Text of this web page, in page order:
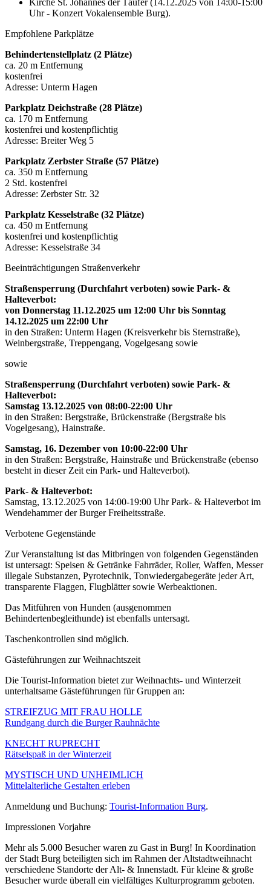
Kirche St. Johannes der Täufer (14.12.2025 von 14:00-15:00
Uhr - Konzert Vokalensemble Burg).
Empfohlene Parkplätze
Behindertenstellplatz (2 Plätze)
ca. 20 m Entfernung
kostenfrei
Adresse: Unterm Hagen
Parkplatz Deichstraße (28 Plätze)
ca. 170 m Entfernung
kostenfrei und kostenpflichtig
Adresse: Breiter Weg 5
Parkplatz Zerbster Straße (57 Plätze)
ca. 350 m Entfernung
2 Std. kostenfrei
Adresse: Zerbster Str. 32
Parkplatz Kesselstraße (32 Plätze)
ca. 450 m Entfernung
kostenfrei und kostenpflichtig
Adresse: Kesselstraße 34
Beeinträchtigungen Straßenverkehr
Straßensperrung (Durchfahrt verboten) sowie Park- &
Halteverbot:
von Donnerstag 11.12.2025 um 12:00 Uhr bis Sonntag
14.12.2025 um 22:00 Uhr
in den Straßen: Unterm Hagen (Kreisverkehr bis Sternstraße),
Weinbergstraße, Treppengang, Vogelgesang sowie
sowie
Straßensperrung (Durchfahrt verboten) sowie Park- &
Halteverbot:
Samstag 13.12.2025 von 08:00-22:00 Uhr
in den Straßen: Bergstraße, Brückenstraße (Bergstraße bis
Vogelgesang), Hainstraße.
Samstag, 16. Dezember von 10:00-22:00 Uhr
in den Straßen: Bergstraße, Hainstraße und Brückenstraße (ebenso
besteht in dieser Zeit ein Park- und Halteverbot).
Park- & Halteverbot:
Samstag, 13.12.2025 von 14:00-19:00 Uhr Park- & Halteverbot im
Wendehammer der Burger Freiheitsstraße.
Verbotene Gegenstände
Zur Veranstaltung ist das Mitbringen von folgenden Gegenständen
ist untersagt: Speisen & Getränke Fahrräder, Roller, Waffen, Messer
illegale Substanzen, Pyrotechnik, Tonwiedergabegeräte jeder Art,
transparente Flaggen, Flugblätter sowie Werbeaktionen.
Das Mitführen von Hunden (ausgenommen
Behindertenbegleithunde) ist ebenfalls untersagt.
Taschenkontrollen sind möglich.
Gästeführungen zur Weihnachtszeit
Die Tourist-Information bietet zur Weihnachts- und Winterzeit
unterhaltsame Gästeführungen für Gruppen an:
STREIFZUG MIT FRAU HOLLE
Rundgang durch die Burger Rauhnächte
KNECHT RUPRECHT
Rätselspaß in der Winterzeit
MYSTISCH UND UNHEIMLICH
Mittelalterliche Gestalten erleben
Anmeldung und Buchung: Tourist-Information Burg.
Impressionen Vorjahre
Mehr als 5.000 Besucher waren zu Gast in Burg! In Koordination
der Stadt Burg beteiligten sich im Rahmen der Altstadtweihnacht
verschiedene Standorte der Alt- & Innenstadt. Für kleine & große
Besucher wurde überall ein vielfältiges Kulturprogramm geboten.